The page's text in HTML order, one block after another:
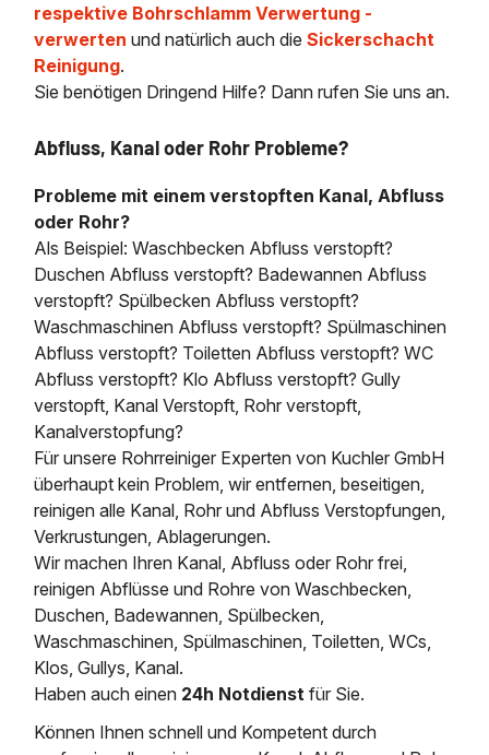
respektive Bohrschlamm Verwertung -
verwerten und natürlich auch dieSickerschacht
Reinigung.
Sie benötigen Dringend Hilfe? Dann rufen Sie uns an.
Abfluss, Kanal oder Rohr Probleme?
Probleme mit einem verstopften Kanal, Abfluss
oder Rohr?
Als Beispiel: Waschbecken Abfluss verstopft?
Duschen Abfluss verstopft? Badewannen Abfluss
verstopft? Spülbecken Abfluss verstopft?
Waschmaschinen Abfluss verstopft? Spülmaschinen
Abfluss verstopft? Toiletten Abfluss verstopft? WC
Abfluss verstopft? Klo Abfluss verstopft? Gully
verstopft, Kanal Verstopft, Rohr verstopft,
Kanalverstopfung?
Für unsere Rohrreiniger Experten von Kuchler GmbH
überhaupt kein Problem, wir entfernen, beseitigen,
reinigen alle Kanal, Rohr und Abfluss Verstopfungen,
Verkrustungen, Ablagerungen.
Wir machen Ihren Kanal, Abfluss oder Rohr frei,
reinigen Abflüsse und Rohre von Waschbecken,
Duschen, Badewannen, Spülbecken,
Waschmaschinen, Spülmaschinen, Toiletten, WCs,
Klos, Gullys, Kanal.
Haben auch einen 24h Notdienst für Sie.
Können Ihnen schnell und Kompetent durch